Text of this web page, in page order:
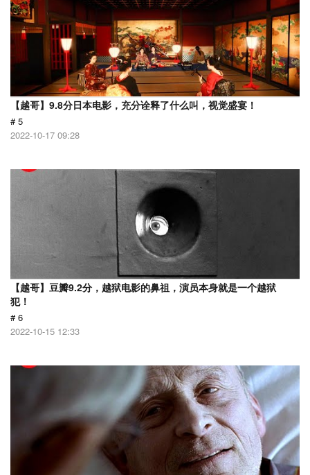
【越哥】9.8分日本电影，充分诠释了什么叫，视觉盛宴！
# 5
2022-10-17 09:28
【越哥】豆瓣9.2分，越狱电影的鼻祖，演员本身就是一个越狱
犯！
# 6
2022-10-15 12:33